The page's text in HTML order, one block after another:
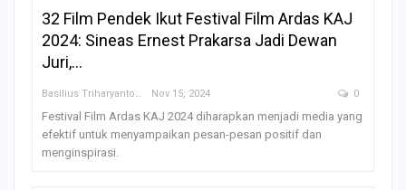
32 Film Pendek Ikut Festival Film Ardas KAJ
2024: Sineas Ernest Prakarsa Jadi Dewan
Juri,…
Basilius Triharyanto Nov 15, 2024 0
Festival Film Ardas KAJ 2024 diharapkan menjadi media yang
efektif untuk menyampaikan pesan-pesan positif dan
menginspirasi.